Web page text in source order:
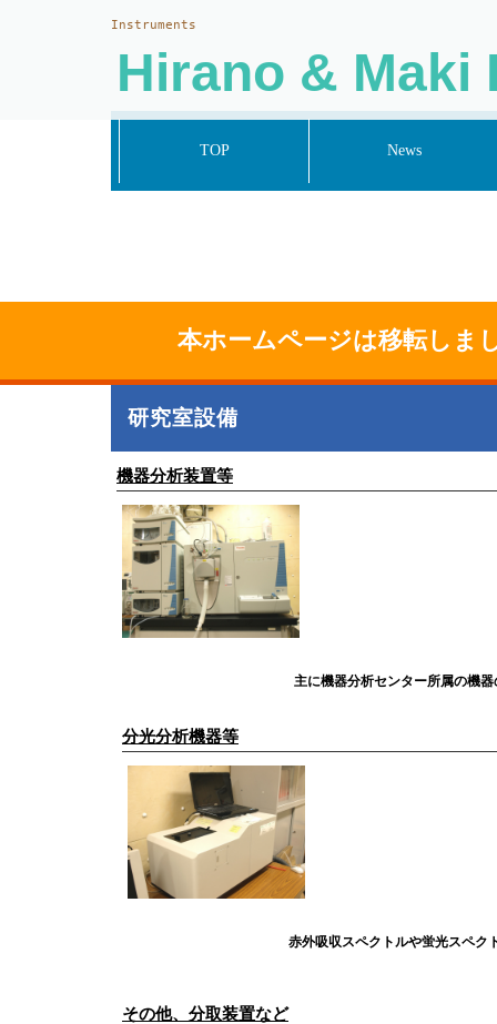
Instruments
Hirano & Maki
TOP News
本ホームページは移転し
研究室設備
機器分析装置等
主に機器分析センター所属の機
分光分析機器等
赤外吸収スペクトルや蛍光スペク
その他、分取装置など